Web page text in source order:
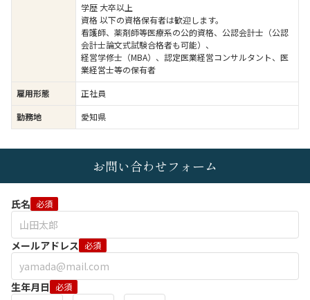
学歴 大卒以上
資格 以下の資格保有者は歓迎します。
看護師、薬剤師等医療系の公的資格、公認会計士（公認
会計士論文式試験合格者も可能）、
経営学修士（MBA）、認定医業経営コンサルタント、医
業経営士等の保有者
雇用形態
正社員
勤務地
愛知県
お問い合わせフォーム
氏名 必須
メールアドレス 必須
生年月日 必須